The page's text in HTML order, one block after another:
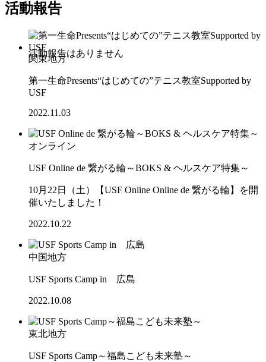
活動報告
関東地方
第一生命Presents“はじめての”テニス教室Supported by
USF
2022.11.03
オンライン
USF Online de 繋がる輪～BOKS & ヘルスケア特集～
10月22日（土）【USF Online Online de 繋がる輪】を開
催いたしました！
2022.10.22
中国地方
USF Sports Camp in 広島
2022.10.08
東北地方
USF Sports Camp～福島こども未来塾～